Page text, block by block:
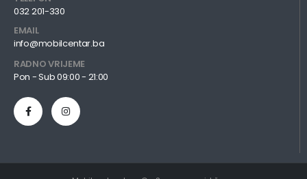
032 201-330
EMAIL
info@mobilcentar.ba
RADNO VRIJEME
Pon - Sub 09:00 - 21:00